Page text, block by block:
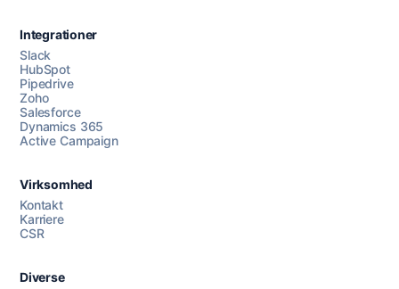
Chat med os
AI Campaign Assist
Integrationer
Slack
HubSpot
Pipedrive
Zoho
Salesforce
Dynamics 365
Active Campaign
Virksomhed
Kontakt
Karriere
CSR
Diverse